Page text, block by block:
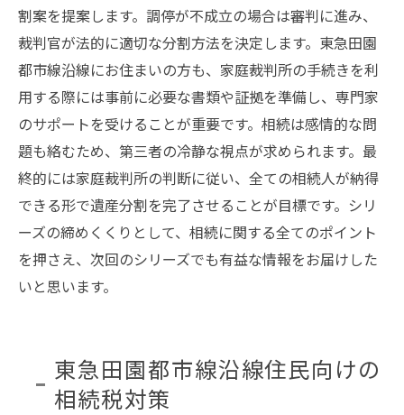
割案を提案します。調停が不成立の場合は審判に進み、
裁判官が法的に適切な分割方法を決定します。東急田園
都市線沿線にお住まいの方も、家庭裁判所の手続きを利
用する際には事前に必要な書類や証拠を準備し、専門家
のサポートを受けることが重要です。相続は感情的な問
題も絡むため、第三者の冷静な視点が求められます。最
終的には家庭裁判所の判断に従い、全ての相続人が納得
できる形で遺産分割を完了させることが目標です。シリ
ーズの締めくくりとして、相続に関する全てのポイント
を押さえ、次回のシリーズでも有益な情報をお届けした
いと思います。
東急田園都市線沿線住民向けの
相続税対策